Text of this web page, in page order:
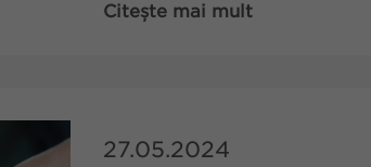
Citește mai mult
27.05.2024